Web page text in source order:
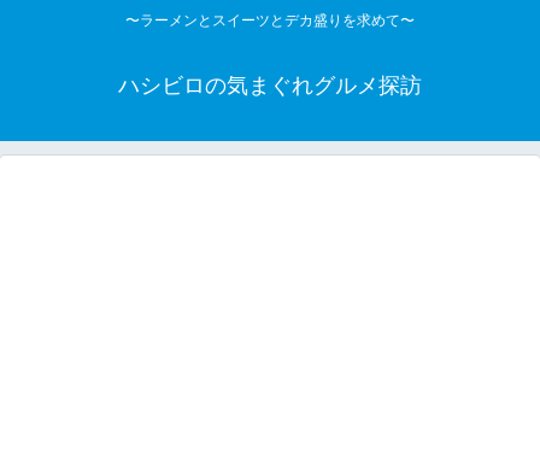
〜ラーメンとスイーツとデカ盛りを求めて〜
ハシビロの気まぐれグルメ探訪